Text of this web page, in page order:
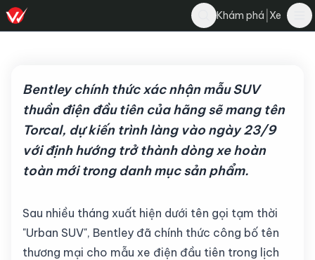
Khám phá Xe
7 tháng 7, 2026·3 phút đọc· 76
Bình luận
Bentley chính thức xác nhận mẫu SUV
thuần điện đầu tiên của hãng sẽ mang tên
Torcal, dự kiến trình làng vào ngày 23/9
với định hướng trở thành dòng xe hoàn
toàn mới trong danh mục sản phẩm.
Sau nhiều tháng xuất hiện dưới tên gọi tạm thời
"Urban SUV", Bentley đã chính thức công bố tên
thương mại cho mẫu xe điện đầu tiên trong lịch